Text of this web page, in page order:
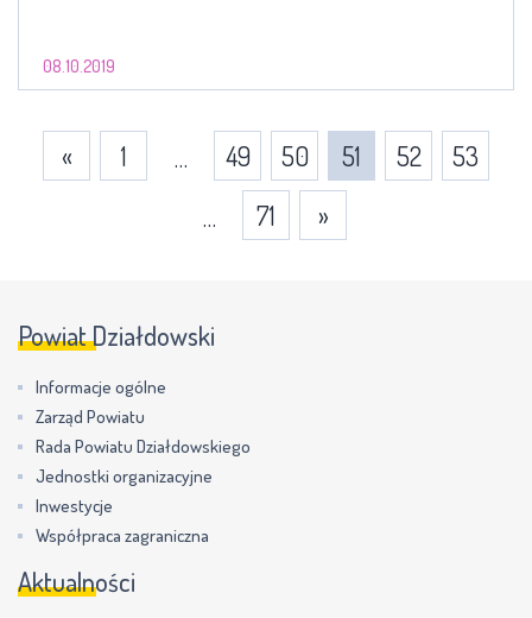
08.10.2019
« 1 … 49 50 51 52
53
…
71 »
Powiat Działdowski
Informacje ogólne
Zarząd Powiatu
Rada Powiatu Działdowskiego
Jednostki organizacyjne
Inwestycje
Współpraca zagraniczna
Aktualności